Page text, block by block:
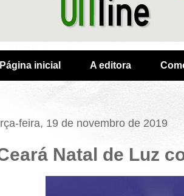
Página inicial A editora
feira, 19 de novembro de 2019
Natal de Luz